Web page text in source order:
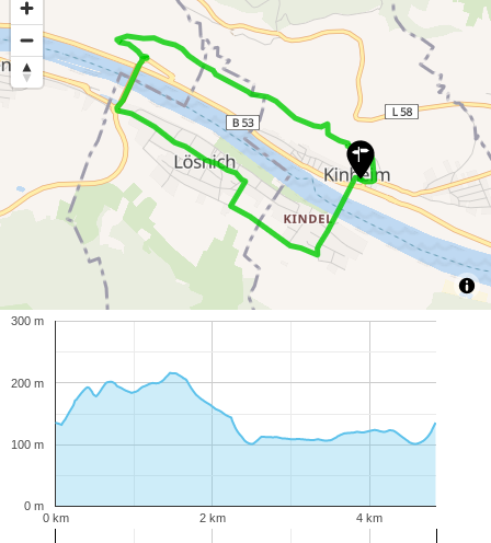
0 km 2 km 4 km
0 m
100 m
200 m
300 m